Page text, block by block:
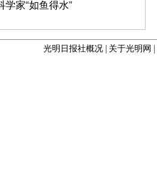
光明日报社概况 关于光明网